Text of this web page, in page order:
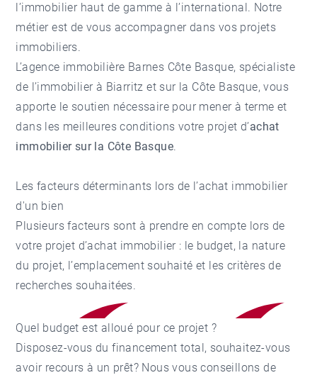
l’immobilier haut de gamme à l’international. Notre
métier est de vous accompagner dans vos projets
immobiliers.
L’agence immobilière Barnes Côte Basque, spécialiste
de l’immobilier à Biarritz et sur la Côte Basque, vous
apporte le soutien nécessaire pour mener à terme et
dans les meilleures conditions votre projet d’achat
immobilier sur la Côte Basque.
Les facteurs déterminants lors de l’achat immobilier
d'un bien
Plusieurs facteurs sont à prendre en compte lors de
votre projet d’achat immobilier : le budget, la nature
du projet, l’emplacement souhaité et les critères de
recherches souhaitées.
Quel budget est alloué pour ce projet ?
Disposez-vous du financement total, souhaitez-vous
avoir recours à un prêt? Nous vous conseillons de